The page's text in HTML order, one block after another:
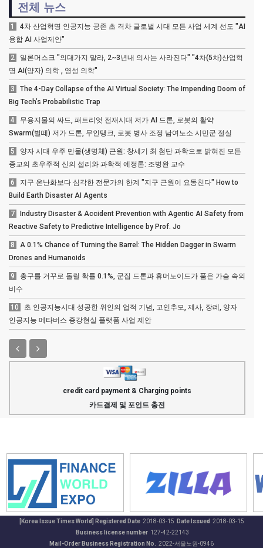
전체 뉴스
1
4차 산업혁명 인공지능 공존 초 격차 글로벌 시대 모든 사업 세계 선도 "AI
융합 AI 사업제안"
2
일론머스크 "의대가지 말라, 2~3년내 의사는 사라진다" "4차(5차)산업혁
명 AI(양자) 의학 , 영성 의학"
3
The 4-Day Collapse of the AI Virtual Society: The Impending Doom of
Big Tech’s Probabilistic Trap
4
무용지물의 싸드, 패트리엇 전재시대 저가 AI 드론, 로봇의 활약
Swarm(벌떼) 저가 드론, 무인탱크, 로봇 병사 조정 남여노소 시민군 절실
5
양자 시대 우주 만물(생명체) 근원: 창세기 최 첨단 과학으로 밝혀진 모든
종교의 초우주적 신의 섭리와 과학적 에정론: 조병완 교수
6
지구 온난화보다 심각한 전문가의 한계 "지구 근원이 요동친다" How to
Build Earth Disaster AI Agents
7
Industry Disaster & Accident Prevention with Agentic AI Safety from
Reactive Safety to Predictive Intelligence by Prof. Jo
8
A 0.1% Chance of Turning the Barrel: The Hidden Dagger in Swarm
Drones and Humanoids
9
총구를 거꾸로 돌릴 확률 0.1%, 군집 드론과 휴머노이드가 품은 가슴 속의
비수
10
초 인공지능시대 성공한 위인의 업적 기념, 고인추모, 제사, 장례, 양자
인공지능 메타버스 증강현실 플랫폼 사업 제안
credit card payment & Charging points
카드결제 및 포인트 충전
[Korea Issue Times World] Registered Date2018-03-15 Date Issued 2018-03-15
Business license number127-42-22143
Mail-Order Business Registration No.
2022-서울노원-0946